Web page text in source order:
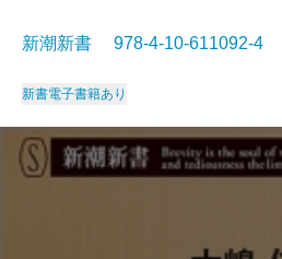
新潮新書 978-4-10-611092-
新書電子書籍あり